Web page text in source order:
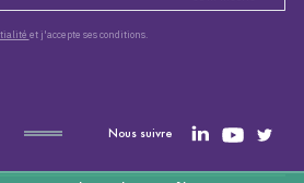
et j'accepte ses conditions.
Nous suivre